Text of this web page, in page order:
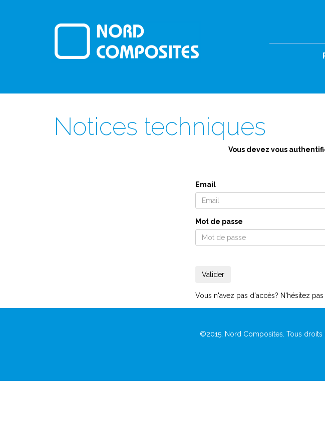
Notices techniques
Vous devez vous
Email
Mot de passe
Vous n'avez pas d'accès? N'hésitez pas
©2015, Nord Composites. Tous